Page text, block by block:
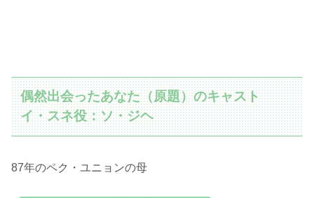
偶然出会ったあなた（原題）のキャスト
イ・スネ役：ソ・ジヘ
87年のペク・ユニョンの母